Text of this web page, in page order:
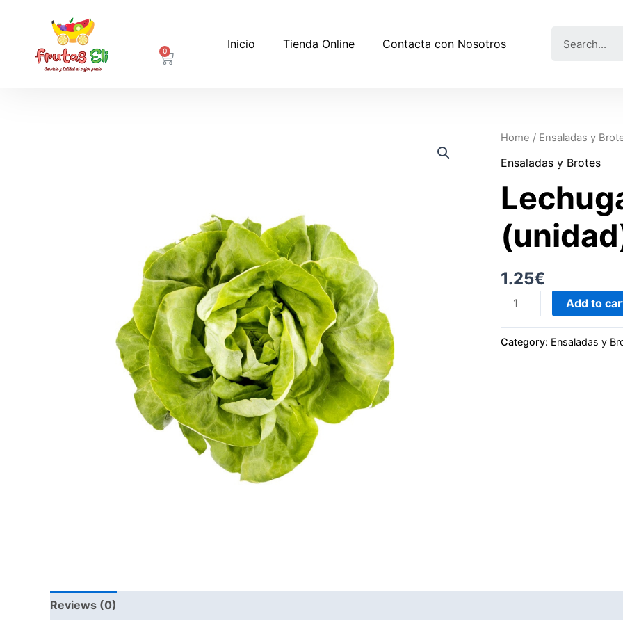
Inicio Tienda Online Contacta con Nosotros
Home / Ensaladas y
Ensaladas y Brotes
1.25€
Add to
Category: Ensaladas y
Reviews (0)